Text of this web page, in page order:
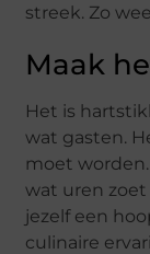
streek. Zo
Maak
Het is
wat gasten.
moet
wat uren zoet
jezelf een
culinaire